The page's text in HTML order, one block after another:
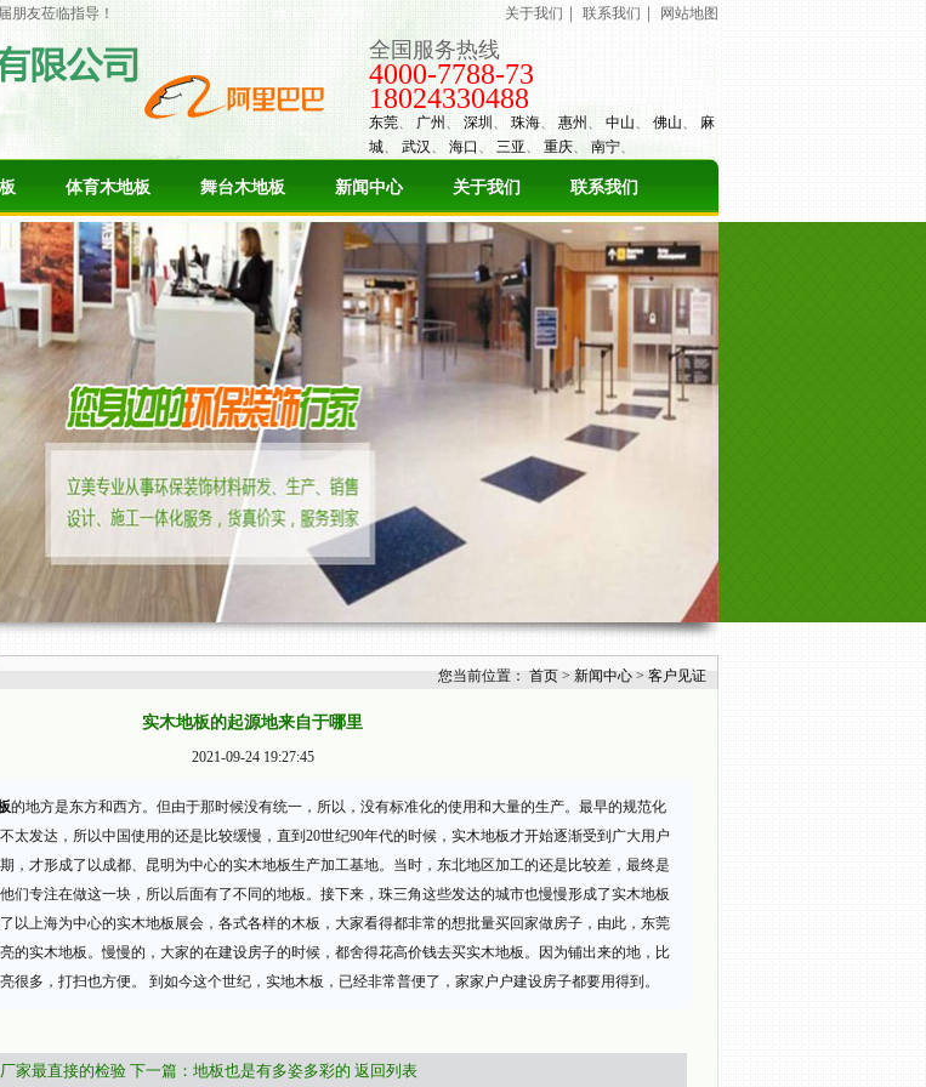
朋友莅临指导！ 关于我们 ｜ 联系我们 ｜ 网站地图
全国服务热线
4000-7788-73
18024330488
东莞、 广州 、 深圳 、 珠海、 惠州 、 中山、 佛山、 麻
城、 武汉、 海口 、 三亚、 重庆、 南宁、
体育木地板 舞台木地板 新闻中心 关于我们 联系我们
您当前位置： 首页 > 新闻中心 > 客户见证
实木地板的起源地来自于哪里
2021-09-24 19:27:45
的地方是东方和西方。但由于那时候没有统一，所以，没有标准化的使用和大量的生产。最早的规范化
太发达，所以中国使用的还是比较缓慢，直到20世纪90年代的时候，实木地板才开始逐渐受到广大用户
，才形成了以成都、昆明为中心的实木地板生产加工基地。当时，东北地区加工的还是比较差，最终是
们专注在做这一块，所以后面有了不同的地板。接下来，珠三角这些发达的城市也慢慢形成了实木地板
以上海为中心的实木地板展会，各式各样的木板，大家看得都非常的想批量买回家做房子，由此，东莞
的实木地板。慢慢的，大家的在建设房子的时候，都舍得花高价钱去买实木地板。因为铺出来的地，比
很多，打扫也方便。 到如今这个世纪，实地木板，已经非常普便了，家家户户建设房子都要用得到。
家最直接的检验 下一篇：地板也是有多姿多彩的 返回列表